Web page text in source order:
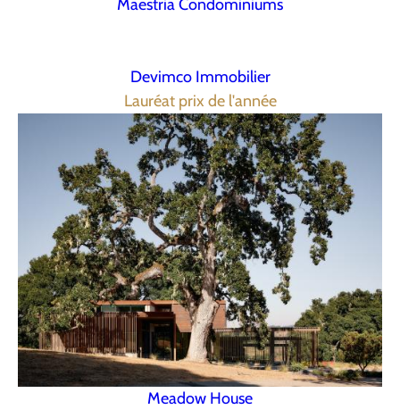
Maestria Condominiums
Devimco Immobilier
Lauréat prix de l'année
Meadow House